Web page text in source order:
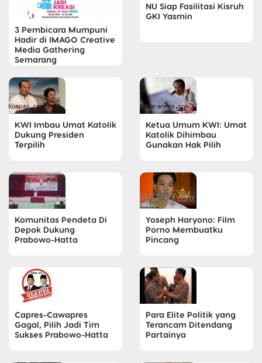
3 Pembicara Mumpuni
Hadir di IMAGO Creative
Media Gathering
Semarang
NU Siap Fasilitasi Kisruh
GKI Yasmin
KWI Imbau Umat Katolik
Dukung Presiden
Terpilih
Ketua Umum KWI: Umat
Katolik Dihimbau
Gunakan Hak Pilih
Komunitas Pendeta Di
Depok Dukung
Prabowo-Hatta
Yoseph Haryono: Film
Porno Membuatku
Pincang
Capres-Cawapres
Gagal, Pilih Jadi Tim
Sukses Prabowo-Hatta
Para Elite Politik yang
Terancam Ditendang
Partainya